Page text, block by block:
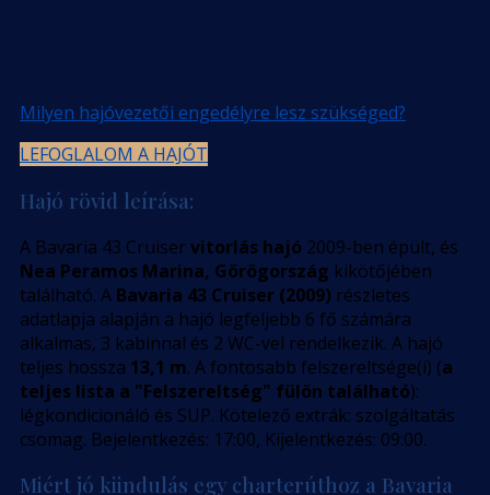
Milyen hajóvezetői engedélyre lesz szükséged?
LEFOGLALOM A HAJÓT
Hajó rövid leírása:
A Bavaria 43 Cruiservitorlás hajó 2009-ben épült, és
Nea Peramos Marina, Görögország kikötőjében
található. A Bavaria 43 Cruiser (2009) részletes
adatlapja alapján a hajó legfeljebb 6 fő számára
alkalmas, 3 kabinnal és 2 WC-vel rendelkezik. A hajó
teljes hossza 13,1 m. A fontosabb felszereltsége(i) (a
teljes lista a "Felszereltség" fülön található):
légkondicionáló és SUP. Kötelező extrák: szolgáltatás
csomag. Bejelentkezés: 17:00, Kijelentkezés: 09:00.
Miért jó kiindulás egy charterúthoz a Bavaria